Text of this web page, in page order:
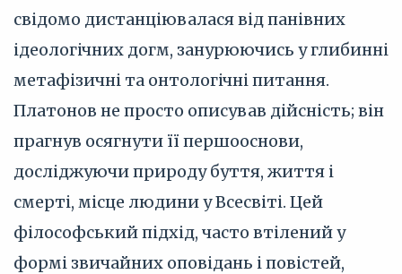
свідомо дистанціювалася від панівних
ідеологічних догм, занурюючись у глибинні
метафізичні та онтологічні питання.
Платонов не просто описував дійсність; він
прагнув осягнути її першооснови,
досліджуючи природу буття, життя і
смерті, місце людини у Всесвіті. Цей
філософський підхід, часто втілений у
формі звичайних оповідань і повістей,